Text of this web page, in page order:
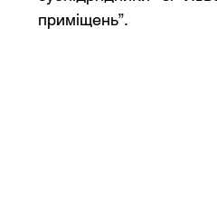
приміщень”.